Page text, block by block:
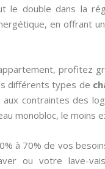
le double dans la
en offrant
profitez
différents types de
aux contraintes des
monobloc, le moins
à 70% de vos
ou votre lave-